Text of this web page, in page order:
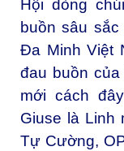
Hội dòng
buồn sâu
Đa Minh Việt
đau buồn
mới cách
Giuse là Linh
Tự Cường,